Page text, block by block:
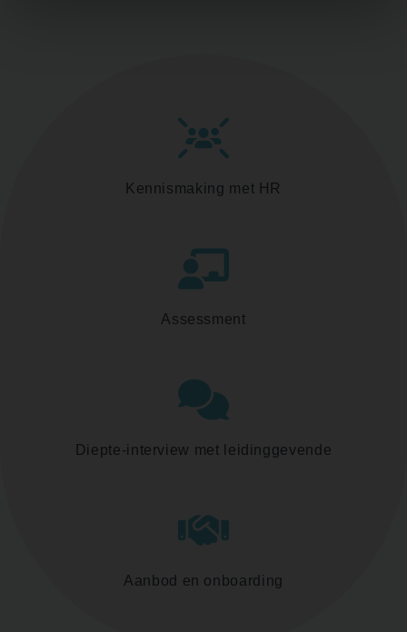
Kennismaking met HR
Assessment
Diepte-interview met leidinggevende
Aanbod en onboarding